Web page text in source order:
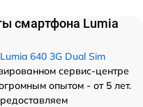
смартфона Lumia
640 3G Dual Sim
сервис-центре
опытом - от 5 лет.